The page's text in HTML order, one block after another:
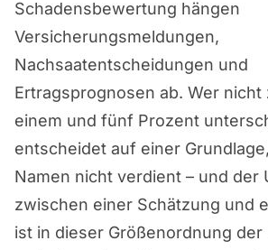
Schadensbewertung hängen
Versicherungsmeldungen,
Nachsaatentscheidungen und
Ertragsprognosen ab. Wer nicht
einem und fünf Prozent
entscheidet auf einer
Namen nicht verdient – und der
zwischen einer Schätzung und
ist in dieser Größenordnung der